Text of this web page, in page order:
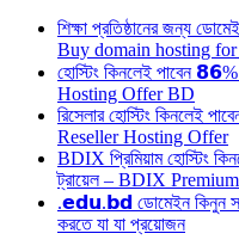
শিক্ষা প্রতিষ্ঠানের জন্য
Buy domain hosting
হোস্টিং কিনলেই পাবেন
Hosting Offer BD
রিসেলার হোস্টিং কিনলেই
Reseller Hosting Offer
BDIX প্রিমিয়াম হোস্টিং
ট্রায়েল – BDIX
.𝗲𝗱𝘂.𝗯𝗱 ডোমেইন কিনুন
করতে যা যা প্রয়োজন